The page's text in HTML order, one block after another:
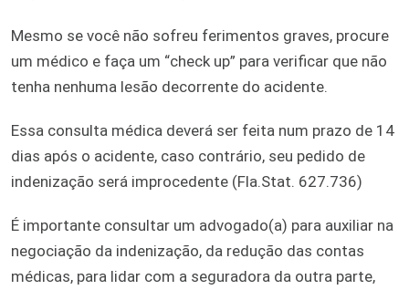
Mesmo se você não sofreu ferimentos graves, procure
um médico e faça um “check up” para verificar que não
tenha nenhuma lesão decorrente do acidente.
Essa consulta médica deverá ser feita num prazo de 14
dias após o acidente, caso contrário, seu pedido de
indenização será improcedente (Fla.Stat. 627.736)
É importante consultar um advogado(a) para auxiliar na
negociação da indenização, da redução das contas
médicas, para lidar com a seguradora da outra parte,